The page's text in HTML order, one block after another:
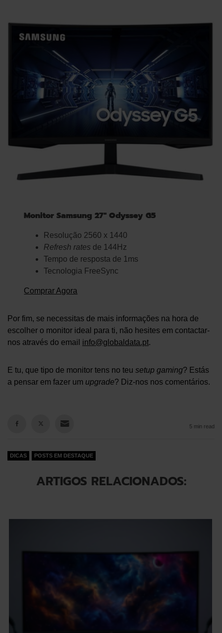
Monitor Samsung 27″ Odyssey G5
Resolução 2560 x 1440
Refresh rates de 144Hz
Tempo de resposta de 1ms
Tecnologia FreeSync
Comprar Agora
Por fim, se necessitas de mais informações na hora de
escolher o monitor ideal para ti, não hesites em contactar-
nos através do email info@globaldata.pt.
E tu, que tipo de monitor tens no teu setup gaming? Estás
a pensar em fazer um upgrade? Diz-nos nos comentários.
5 min read
DICAS POSTS EM DESTAQUE
ARTIGOS RELACIONADOS: